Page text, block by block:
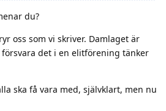
du?
oss som vi skriver. Damlaget är
det i en elitförening tänker
ska få vara med, självklart, men nu